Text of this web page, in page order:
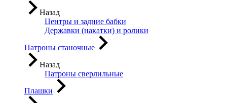
Назад
Центры и задние бабки
Державки (накатки) и ролики
Патроны станочные
Назад
Патроны сверлильные
Плашки